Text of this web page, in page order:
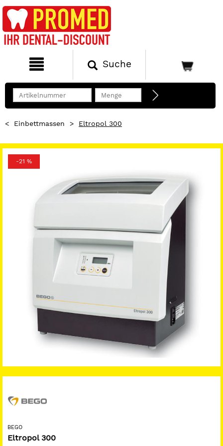
Suche
< Einbettmassen > Eltropol 300
-21 %
BEGO
Eltropol 300